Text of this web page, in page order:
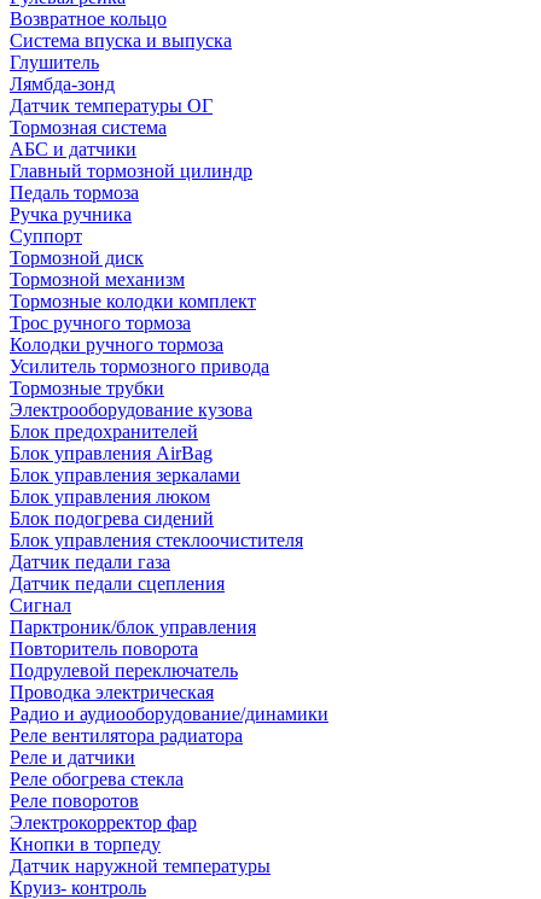
Возвратное кольцо
Система впуска и выпуска
Глушитель
Лямбда-зонд
Датчик температуры ОГ
Тормозная система
АБС и датчики
Главный тормозной цилиндр
Педаль тормоза
Ручка ручника
Суппорт
Тормозной диск
Тормозной механизм
Тормозные колодки комплект
Трос ручного тормоза
Колодки ручного тормоза
Усилитель тормозного привода
Тормозные трубки
Электрооборудование кузова
Блок предохранителей
Блок управления AirBag
Блок управления зеркалами
Блок управления люком
Блок подогрева сидений
Блок управления стеклоочистителя
Датчик педали газа
Датчик педали сцепления
Сигнал
Парктроник/блок управления
Повторитель поворота
Подрулевой переключатель
Проводка электрическая
Радио и аудиооборудование/динамики
Реле вентилятора радиатора
Реле и датчики
Реле обогрева стекла
Реле поворотов
Электрокорректор фар
Кнопки в торпеду
Датчик наружной температуры
Круиз- контроль